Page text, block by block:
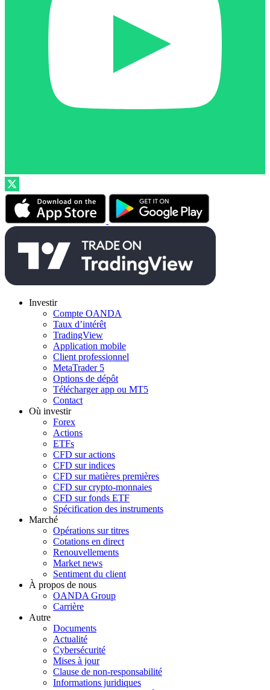
Investir
Compte OANDA
Taux d’intérêt
TradingView
Application mobile
Client professionnel
MetaTrader 5
Options de dépôt
Télécharger app ou MT5
Contact
Où investir
Forex
Actions
ETFs
CFD sur actions
CFD sur indices
CFD sur matières premières
CFD sur crypto-monnaies
CFD sur fonds ETF
Spécification des instruments
Marché
Opérations sur titres
Cotations en direct
Renouvellements
Market news
Sentiment du client
À propos de nous
OANDA Group
Carrière
Autre
Documents
Actualité
Cybersécurité
Mises à jour
Clause de non-responsabilité
Informations juridiques